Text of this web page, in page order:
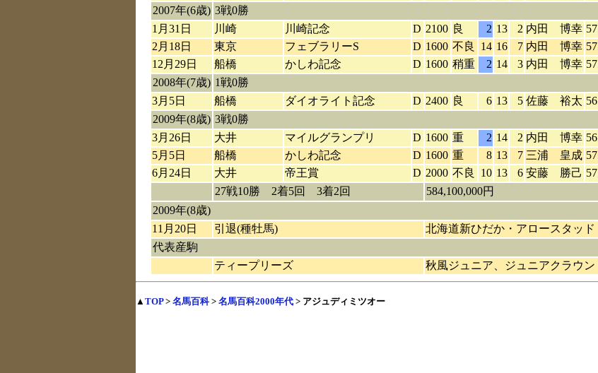
2007年(6歳) 3戦0勝
1月31日
川崎 川崎記念 D 2100 良 2 13 2 内田 博幸
2月18日
東京 フェブラリーS D 1600 不良 14 16 7 内田 博幸
12月29日
船橋 かしわ記念 D 1600 稍重 2 14 3 内田 博幸
2008年(7歳) 1戦0勝
3月5日
船橋 ダイオライト記念 D 2400 良 6 13 5 佐藤 裕太
2009年(8歳) 3戦0勝
3月26日
大井 マイルグランプリ D 1600 重 2 14 2 内田 博幸
5月5日
船橋 かしわ記念 D 1600 重 8 13 7 三浦 皇成
6月24日
大井 帝王賞 D 2000 不良 10 13 6 安藤 勝己
27戦10勝 2着5回 3着2回
584,100,000円
2009年(8歳)
11月20日
引退(種牡馬)
北海道新ひだか・アロースタッド
代表産駒
ティープリーズ
秋風ジュニア、ジュニアクラウン
▲ TOP> 名馬百科> 名馬百科2000年代 > アジュディミツオー